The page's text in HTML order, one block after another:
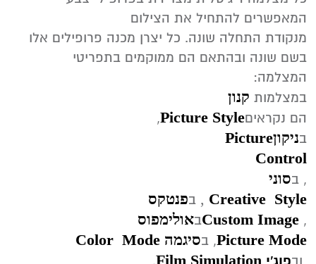
‬המאפשרים‭ ‬להתחיל‭ ‬את‭ ‬הצילום‭
‬בשם‭ ‬שונה‭ ‬ובהתאם‭ ‬הם‭ ‬ממוקמים‭ ‬בתפריטי‭
‬המצלמה‭:‬
במצלמות‭ ‬ קנון
‬הם‭ ‬נקראים‭ ,‬ Picture‭ ‬Style
‬בניקוןPicture
Control
‬, בסוני
Creative Style
,בפנטקס
‬,
Custom Image‬ב אולימפוס
‭ ,Picture Mode ‬בסיגמה ‭ ‬
Color Mode
Film Simulation